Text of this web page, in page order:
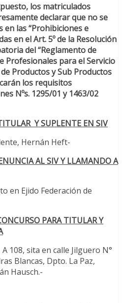
los matriculados
declarar que no se
las “Prohibiciones e
en el Art. 5º de la Resolución
del “Reglamento de
Profesionales para el Servicio
Productos y Sub Productos
los requisitos
Nºs. 1295/01 y 1463/02
Y SUPLENTE EN SIV
Hernán Heft-
AL SIV Y LLAMANDO A
en Ejido Federación de
PARA TITULAR Y
108, sita en calle Jilguero N°
Blancas, Dpto. La Paz,
Hausch.-